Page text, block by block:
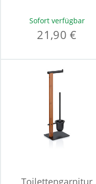
Sofort verfügbar
21,90 €
Toilettengarnitur